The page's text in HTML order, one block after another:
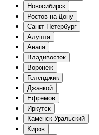
Новосибирск
Ростов-на-Дону
Санкт-Петербург
Алушта
Анапа
Владивосток
Воронеж
Геленджик
Джанкой
Ефремов
Иркутск
Каменск-Уральский
Киров